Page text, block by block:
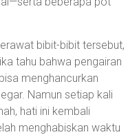
bibit-bibit tersebut,
tahu bahwa pengairan
menghancurkan
Namun setiap kali
hati ini kembali
menghabiskan waktu